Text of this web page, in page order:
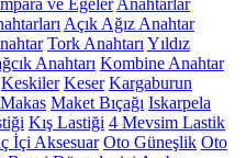
ve Eğeler Anahtarlar
Açık Ağız Anahtar
Tork Anahtarı Yıldız
Anahtarı Kombine Anahtar
Keskiler Keser Kargaburun
Makas Maket Bıçağı Iskarpela
Kış Lastiği 4 Mevsim Lastik
İçi Aksesuar Oto Güneşlik Oto